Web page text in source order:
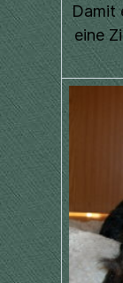
Damit
eine